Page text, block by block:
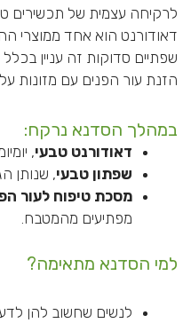
לרקיחה עצמית של תכשירים
דאודורנט הוא אחד ממוצרי
שפתיים סדוקות זה עניין
הזנת עור הפנים עם מזונות
במהלך הסדנא נרקח:
דאודורנט טבעי,
שפתון טבעי, שנותן
מסכת טיפוח לעור
מפתיעים מהמטבח.
למי הסדנא מתאימה?
לנשים שחשוב להן